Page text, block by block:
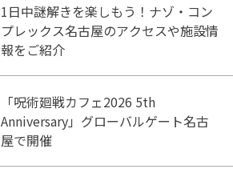
1日中謎解きを楽しもう！ナゾ・コン
プレックス名古屋のアクセスや施設情
報をご紹介
「呪術廻戦カフェ2026 5th
Anniversary」グローバルゲート名古
屋で開催